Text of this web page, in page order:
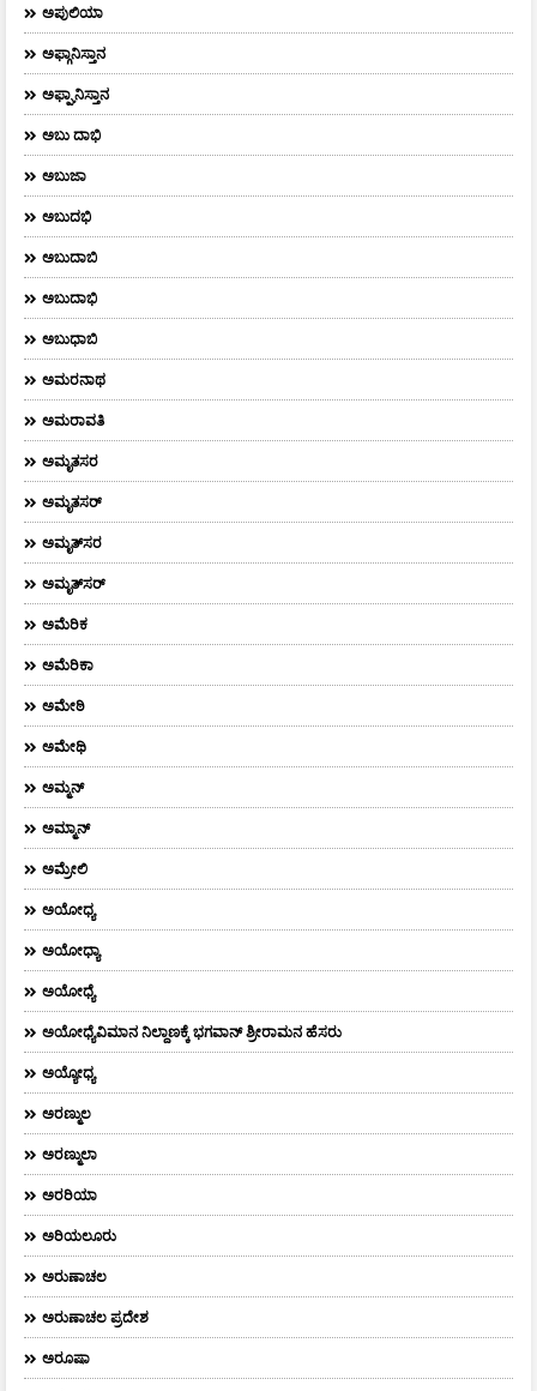
ಅಪುಲಿಯಾ
ಅಫ್ಗಾನಿಸ್ತಾನ
ಅಫ್ಘಾನಿಸ್ತಾನ
ಅಬು ದಾಭಿ
ಅಬುಜಾ
ಅಬುದಭಿ
ಅಬುದಾಬಿ
ಅಬುದಾಭಿ
ಅಬುಧಾಬಿ
ಅಮರನಾಥ
ಅಮರಾವತಿ
ಅಮೃತಸರ
ಅಮೃತಸರ್
ಅಮೃತ್‌ಸರ
ಅಮೃತ್​ಸರ್​
ಅಮೆರಿಕ
ಅಮೆರಿಕಾ
ಅಮೇಠಿ
ಅಮೇಥಿ
ಅಮ್ಮನ್‌
ಅಮ್ಮಾನ್
ಅಮ್ರೇಲಿ
ಅಯೋಧ್ಯ
ಅಯೋಧ್ಯಾ
ಅಯೋಧ್ಯೆ
ಅಯೋಧ್ಯೆವಿಮಾನ ನಿಲ್ದಾಣಕ್ಕೆ ಭಗವಾನ್ ಶ್ರೀರಾಮನ ಹೆಸರು
ಅಯ್ಯೋಧ್ಯ
ಅರಣ್ಮುಲ
ಅರಣ್ಮುಲಾ
ಅರರಿಯಾ
ಅರಿಯಲೂರು
ಅರುಣಾಚಲ
ಅರುಣಾಚಲ ಪ್ರದೇಶ
ಅರೂಷಾ